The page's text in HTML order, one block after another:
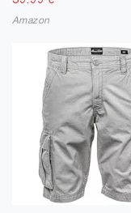
Amazon